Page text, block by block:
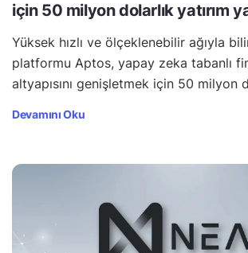
için 50 milyon dolarlık yatırım
Yüksek hızlı ve ölçeklenebilir ağıyla
platformu Aptos, yapay zeka tabanlı
altyapısını genişletmek için 50 milyon
Devamını Oku